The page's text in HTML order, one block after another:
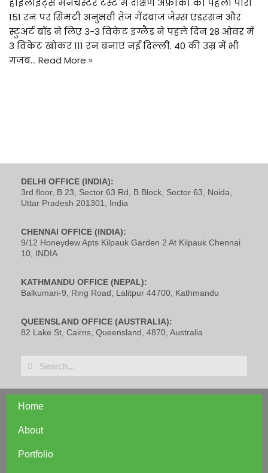
हाइलाइट्स मैनचेस्टर टेस्ट में दक्षिण अफ्रीका की पहली पारी
151 रन पर सिमटी अनुभवी तेज गेंदबाज जेम्स एंडरसन और
स्टुअर्ट ब्रॉड ने लिए 3-3 विकेट इंग्लैंड ने पहले दिन 28 ओवर में
3 विकेट खोकर 111 रन बनाए नई दिल्ली. 40 की उम्र में भी
गजब… Read More »
DELHI OFFICE (INDIA):
3rd floor, B 23, Sector 63 Rd, B Block, Sector 63, Noida,
Uttar Pradesh 201301, India
CHENNAI OFFICE (INDIA):
9/12 Honeydew Apts Kilpauk Garden 2 At Kilpauk Chennai
10, INDIA
KATHMANDU OFFICE (NEPAL):
Balkumari-9, Ring Road, Lalitpur 44700, Kathmandu
QUEENSLAND OFFICE (AUSTRALIA):
82 Lake St, Cairns, Queensland, 4870, Australia
Home
About
Portfolio